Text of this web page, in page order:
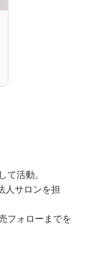
て活動。
人サロンを担
フォローまでを